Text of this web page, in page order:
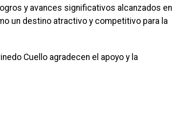
y avances significativos alcanzados en
un destino atractivo y competitivo para la
Cuello agradecen el apoyo y la